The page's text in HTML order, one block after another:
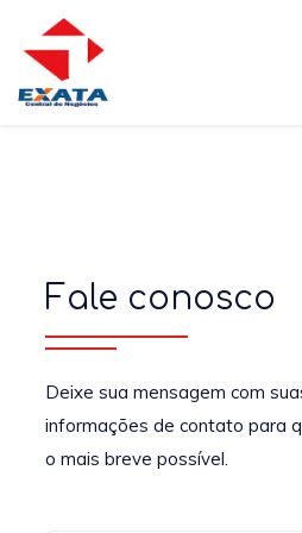
Fale conosco
Deixe sua mensagem com
informações de contato para
o mais breve possível.